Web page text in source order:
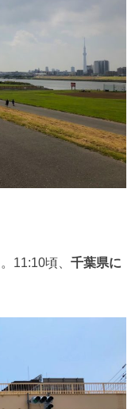
11:10頃、千葉県に